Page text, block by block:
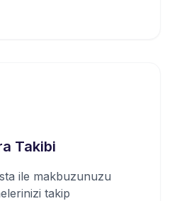
Takibi
ile makbuzunuzu
takip